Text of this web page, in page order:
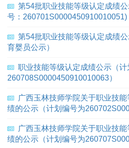
第54批职业技能等级认定成绩
号：260701S0000450910010051)
第54批职业技能等级认定成绩
育婴员公示）
职业技能等级认定成绩公示（计
260708S0000450910010063）
广西玉林技师学院关于职业技
绩的公示（计划编号为
广西玉林技师学院关于职业技
绩的公示（计划编号为